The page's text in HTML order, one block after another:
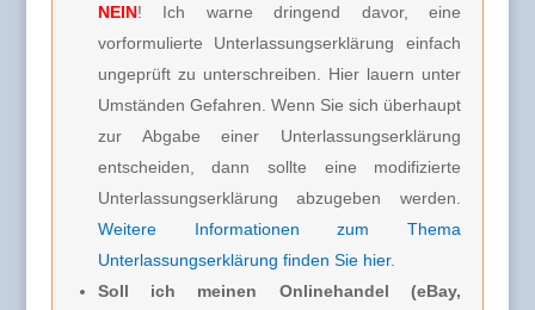
NEIN! Ich warne dringend davor, eine
vorformulierte Unterlassungserklärung einfach
ungeprüft zu unterschreiben. Hier lauern unter
Umständen Gefahren. Wenn Sie sich überhaupt
zur Abgabe einer Unterlassungserklärung
entscheiden, dann sollte eine modifizierte
Unterlassungserklärung abzugeben werden.
Weitere Informationen zum Thema
Unterlassungserklärung finden Sie hier.
Soll ich meinen Onlinehandel (eBay,